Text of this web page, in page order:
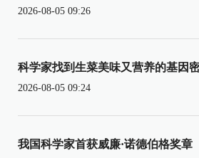
2026-08-05 09:26
科学家找到生菜美味又营养的基因
2026-08-05 09:24
我国科学家首获威廉·诺德伯格奖章